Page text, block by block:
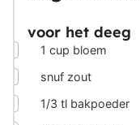
voor het deeg
1 cup bloem
snuf zout
1/3 tl bakpoeder